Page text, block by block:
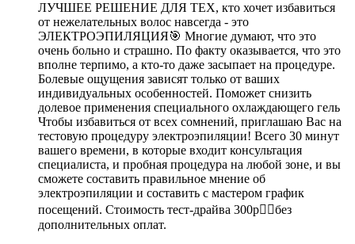
ЛУЧШЕЕ РЕШЕНИЕ ДЛЯ ТЕХ, кто хочет избавиться
от нежелательных волос навсегда - это
ЭЛЕКТРОЭПИЛЯЦИЯ🎯 Многие думают, что это
очень больно и страшно. По факту оказывается, что это
вполне терпимо, а кто-то даже засыпает на процедуре.
Болевые ощущения зависят только от ваших
индивидуальных особенностей. Поможет снизить
долевое применения специального охлаждающего гель
Чтобы избавиться от всех сомнений, приглашаю Вас на
тестовую процедуру электроэпиляции! Всего 30 минут
вашего времени, в которые входит консультация
специалиста, и пробная процедура на любой зоне, и вы
сможете составить правильное мнение об
электроэпиляции и составить с мастером график
посещений. Стоимость тест-драйва 300р👌🏻без
дополнительных оплат.